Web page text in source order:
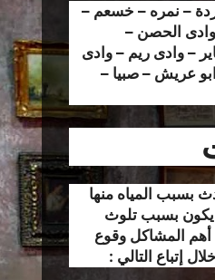
– نمره – خسعم –
وادى الحصن –
– وادى ريم – وادى
عريش – صبيا –
بسبب المياه منها
يكون بسبب تلوث
المشاكل وقوع
إتباع التالي :